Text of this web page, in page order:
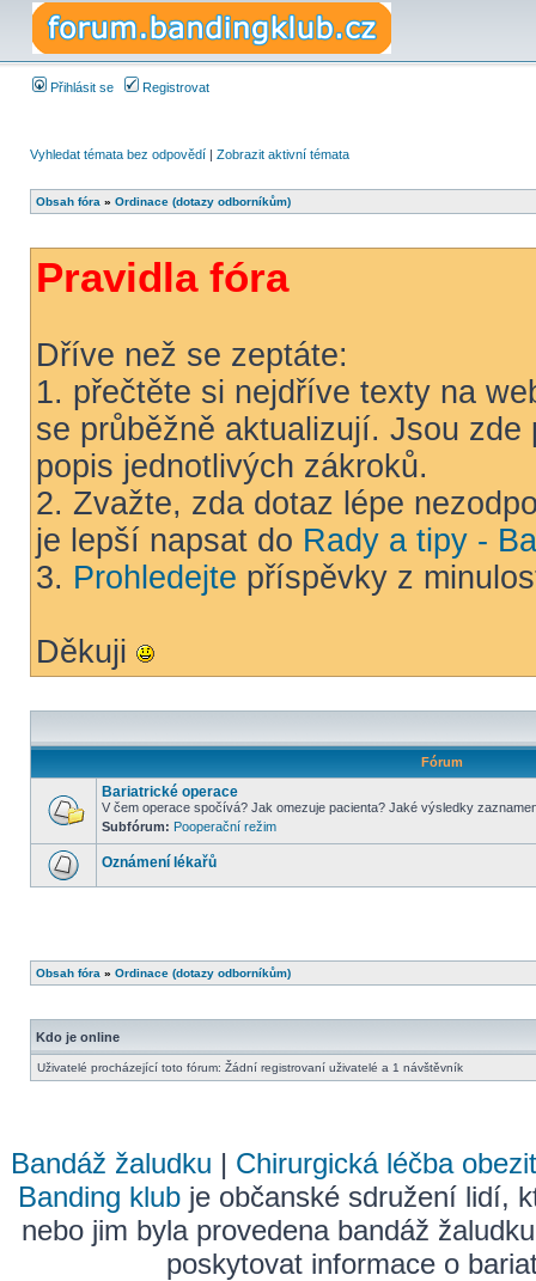
Přihlásit se Registrovat
Vyhledat témata bez odpovědí | Zobrazit aktivní témata
Obsah fóra » Ordinace (dotazy odborníkům)
Pravidla fóra
Dříve než se zeptáte:
1. přečtěte si nejdříve texty na
se průběžně aktualizují. Jsou
popis jednotlivých zákroků.
2. Zvažte, zda dotaz lépe
je lepší napsat do Rady a tipy -
3. Prohledejte příspěvky z
Děkuji
Fórum
Bariatrické operace
V čem operace spočívá? Jak omezuje pacienta? Jaké výsledky
Subfórum: Pooperační režim
Oznámení lékařů
Obsah fóra » Ordinace (dotazy odborníkům)
Kdo je online
Uživatelé procházející toto fórum: Žádní registrovaní uživatelé a 1 návštěvník
Bandáž žaludku | Chirurgická léčba
Banding klub je občanské sdružení lidí,
nebo jim byla provedena bandáž
poskytovat informace o